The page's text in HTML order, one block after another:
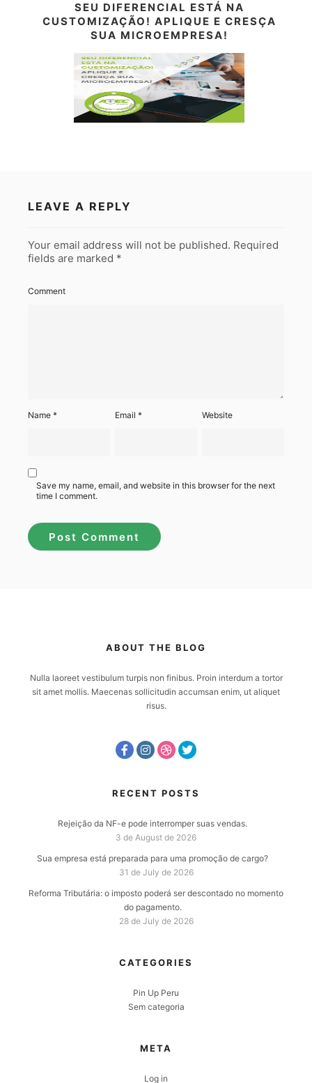
SEU DIFERENCIAL ESTÁ NA
CUSTOMIZAÇÃO! APLIQUE E CRESÇA
SUA MICROEMPRESA!
LEAVE A REPLY
Your email address will not be published. Required
fields are marked *
Comment
Name * Email* Website
Save my name, email, and website in this browser for the next
time I comment.
ABOUT THE BLOG
Nulla laoreet vestibulum turpis non finibus. Proin interdum a tortor
sit amet mollis. Maecenas sollicitudin accumsan enim, ut aliquet
risus.
RECENT POSTS
Rejeição da NF-e pode interromper suas vendas.
3 de August de 2026
Sua empresa está preparada para uma promoção de cargo?
31 de July de 2026
Reforma Tributária: o imposto poderá ser descontado no momento
do pagamento.
28 de July de 2026
CATEGORIES
Pin Up Peru
Sem categoria
META
Log in